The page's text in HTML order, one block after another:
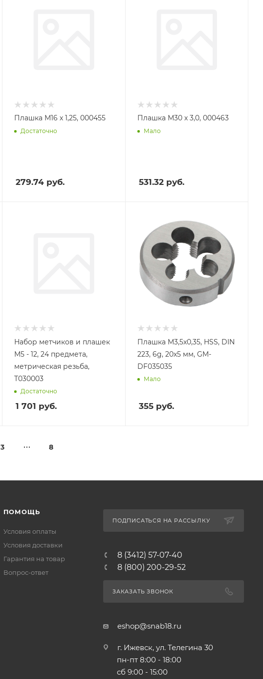
Плашка М16 х 1,25, 000455
Достаточно
279.74 руб.
Плашка М30 х 3,0, 000463
Мало
531.32руб.
Набор метчиков и плашек
М5 - 12, 24 предмета,
метрическая резьба,
T030003
Достаточно
1 701 руб.
Плашка M3,5x0,35, HSS, DIN
223, 6g, 20х5 мм, GM-
DF035035
Мало
355руб.
3 8
ПОМОЩЬ
Условия оплаты
Условия доставки
Гарантия на товар
Вопрос-ответ
ПОДПИСАТЬСЯ НА РАССЫЛКУ
8 (3412) 57-07-40
8 (800) 200-29-52
ЗАКАЗАТЬ ЗВОНОК
eshop@snab18.ru
г. Ижевск, ул. Телегина 30
пн-пт 8:00 - 18:00
сб 9:00 - 15:00